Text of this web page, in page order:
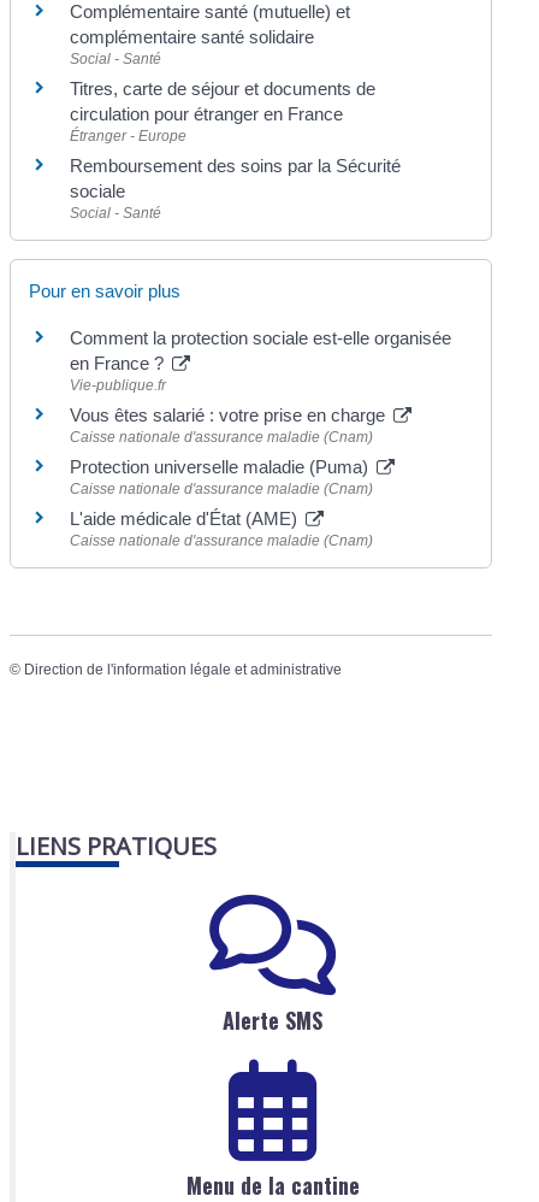
Complémentaire santé (mutuelle) et
complémentaire santé solidaire
Social - Santé
Titres, carte de séjour et documents de
circulation pour étranger en France
Étranger - Europe
Remboursement des soins par la Sécurité
sociale
Social - Santé
Pour en savoir plus
Comment la protection sociale est-elle organisée
en France ?
Vie-publique.fr
Vous êtes salarié : votre prise en charge
Caisse nationale d'assurance maladie (Cnam)
Protection universelle maladie (Puma)
Caisse nationale d'assurance maladie (Cnam)
L'aide médicale d'État (AME)
Caisse nationale d'assurance maladie (Cnam)
© Direction de l'information légale et administrative
LIENS PRATIQUES
Alerte SMS
Menu de la cantine